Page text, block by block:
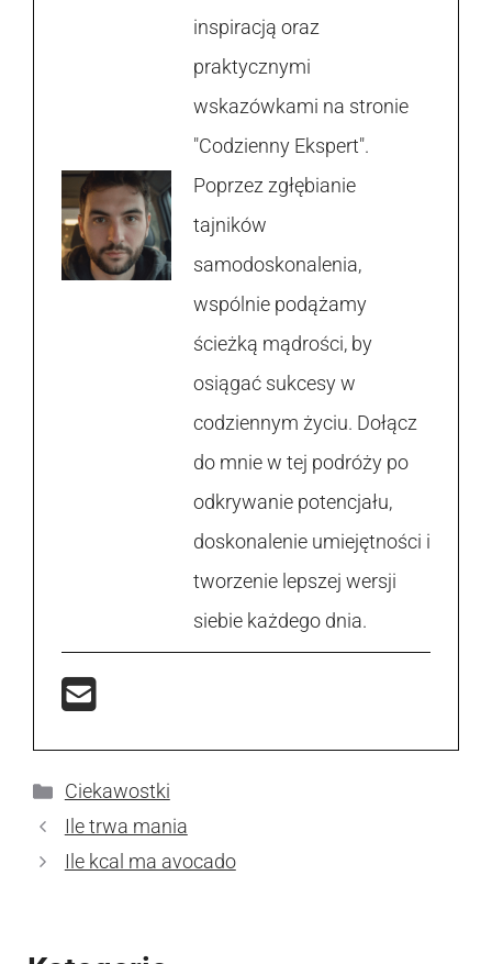
inspiracją oraz
praktycznymi
wskazówkami na stronie
"Codzienny Ekspert".
Poprzez zgłębianie
tajników
samodoskonalenia,
wspólnie podążamy
ścieżką mądrości, by
osiągać sukcesy w
codziennym życiu. Dołącz
do mnie w tej podróży po
odkrywanie potencjału,
doskonalenie umiejętności i
tworzenie lepszej wersji
siebie każdego dnia.
Kategorie
Ciekawostki
Ile trwa mania
Ile kcal ma avocado